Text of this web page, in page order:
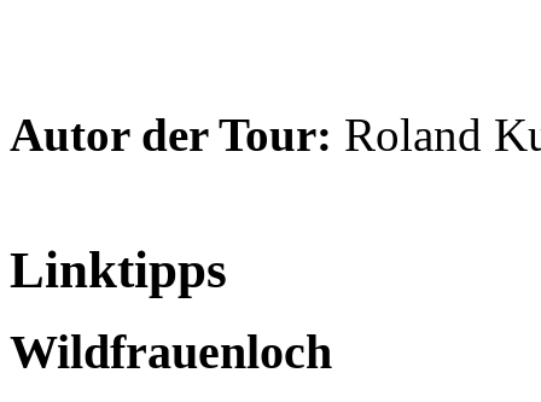
Autor der Tour: Roland
Linktipps
Wildfrauenloch